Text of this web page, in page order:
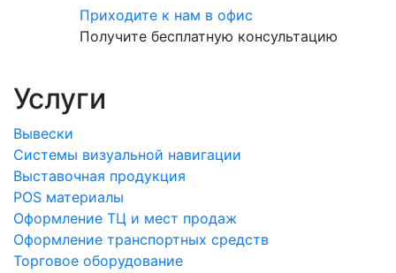
Приходите к нам в офис
Получите бесплатную консультацию
Услуги
Вывески
Системы визуальной навигации
Выставочная продукция
POS материалы
Оформление ТЦ и мест продаж
Оформление транспортных средств
Торговое оборудование